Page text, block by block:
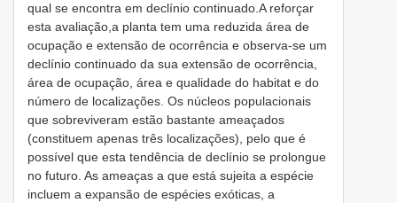
qual se encontra em declínio continuado.A reforçar
esta avaliação,a planta tem uma reduzida área de
ocupação e extensão de ocorrência e observa-se um
declínio continuado da sua extensão de ocorrência,
área de ocupação, área e qualidade do habitat e do
número de localizações. Os núcleos populacionais
que sobreviveram estão bastante ameaçados
(constituem apenas três localizações), pelo que é
possível que esta tendência de declínio se prolongue
no futuro. As ameaças a que está sujeita a espécie
incluem a expansão de espécies exóticas, a